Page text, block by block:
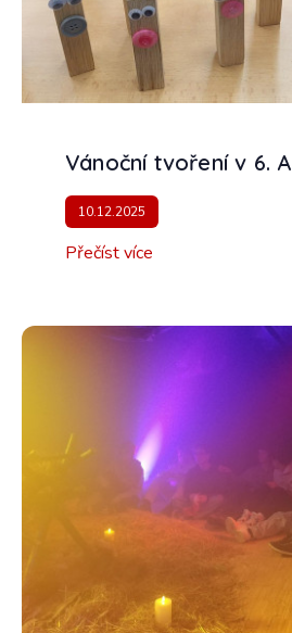
Vánoční tvoření v 6. A
10.12.2025
Přečíst více